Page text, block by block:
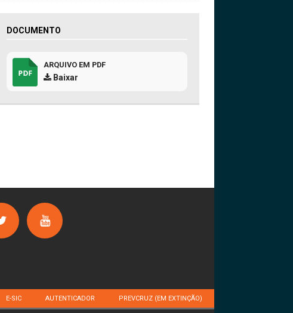
DOCUMENTO
ARQUIVO EM PDF
Baixar
E-SIC AUTENTICADOR PREVCRUZ (EM EXTINÇÃO)